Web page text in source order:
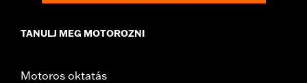
TANULJ MEG MOTOROZNI
Motoros oktatás